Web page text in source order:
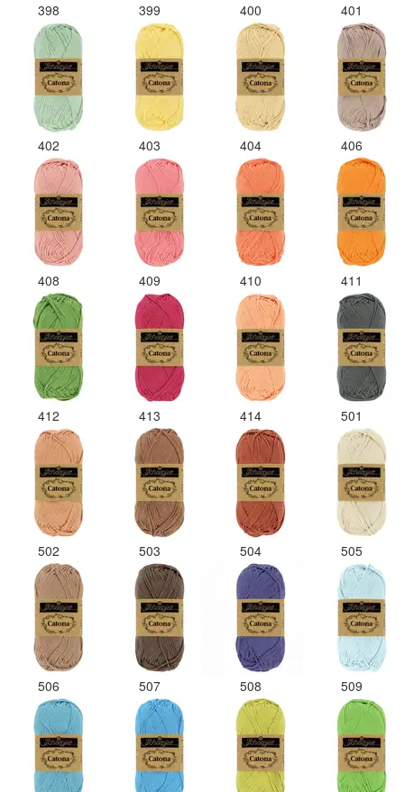
398 399 400 401
402 403 404 406
408 409 410 411
412 413 414 501
502 503 504 505
506 507 508 509